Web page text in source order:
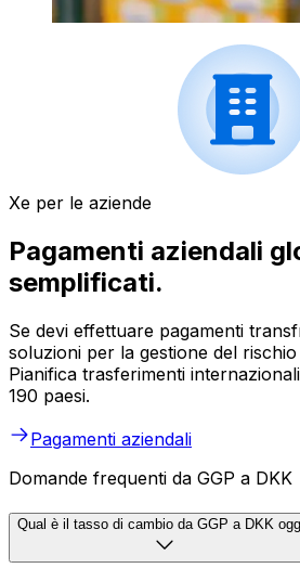
Xe per le aziende
Pagamenti aziendali
semplificati.
Se devi effettuare pagamenti
soluzioni per la gestione del
Pianifica trasferimenti
190 paesi.
Pagamenti aziendali
Domande frequenti da GGP a DKK
Qual è il tasso di cambio da GGP a DKK